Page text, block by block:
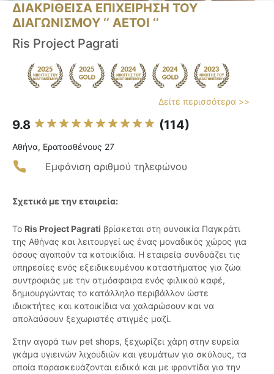
ΔΙΑΚΡΙΘΕΙΣΑ ΕΠΙΧΕΙΡΗΣΗ ΤΟΥ
ΔΙΑΓΩΝΙΣΜΟΥ ‘’ ΑΕΤΟΙ ‘’
Ris Project Pagrati
Δείτε περισσότερα >>
9.8 (114)
Αθήνα, Ερατοσθένους 27
Εμφάνιση αριθμού τηλεφώνου
Σχετικά με την εταιρεία:
Το Ris Project Pagrati βρίσκεται στη συνοικία Παγκράτι
της Αθήνας και λειτουργεί ως ένας μοναδικός χώρος για
όσους αγαπούν τα κατοικίδια. Η εταιρεία συνδυάζει τις
υπηρεσίες ενός εξειδικευμένου καταστήματος για ζώα
συντροφιάς με την ατμόσφαιρα ενός φιλικού καφέ,
δημιουργώντας το κατάλληλο περιβάλλον ώστε
ιδιοκτήτες και κατοικίδια να χαλαρώσουν και να
απολαύσουν ξεχωριστές στιγμές μαζί.
Στην αγορά των pet shops, ξεχωρίζει χάρη στην ευρεία
γκάμα υγιεινών λιχουδιών και γευμάτων για σκύλους, τα
οποία παρασκευάζονται ειδικά και με φροντίδα για την